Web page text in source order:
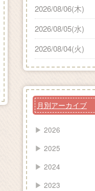
2026/08/06(木)
2026/08/05(水)
2026/08/04(火)
月別アーカイブ
▶ 2026
▶ 2025
▶ 2024
▶ 2023